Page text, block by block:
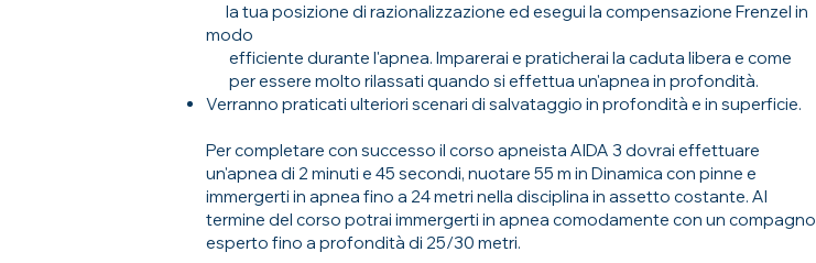
la tua posizione di razionalizzazione ed esegui la compensazione Frenzel in
modo
efficiente durante l'apnea. Imparerai e praticherai la caduta libera e come
per essere molto rilassati quando si effettua un'apnea in profondità.
Verranno praticati ulteriori scenari di salvataggio in profondità e in superficie.
Per completare con successo il corso apneista AIDA 3 dovrai effettuare
un'apnea di 2 minuti e 45 secondi, nuotare 55 m in Dinamica con pinne e
immergerti in apnea fino a 24 metri nella disciplina in assetto costante. Al
termine del corso potrai immergerti in apnea comodamente con un compagno
esperto fino a profondità di 25/30 metri.